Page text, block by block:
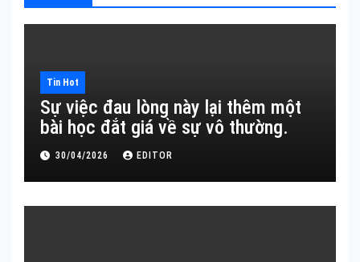
Tin Hot
Sự việc đau lòng này lại thêm một
bài học đắt giá về sự vô thường.
30/04/2026 EDITOR